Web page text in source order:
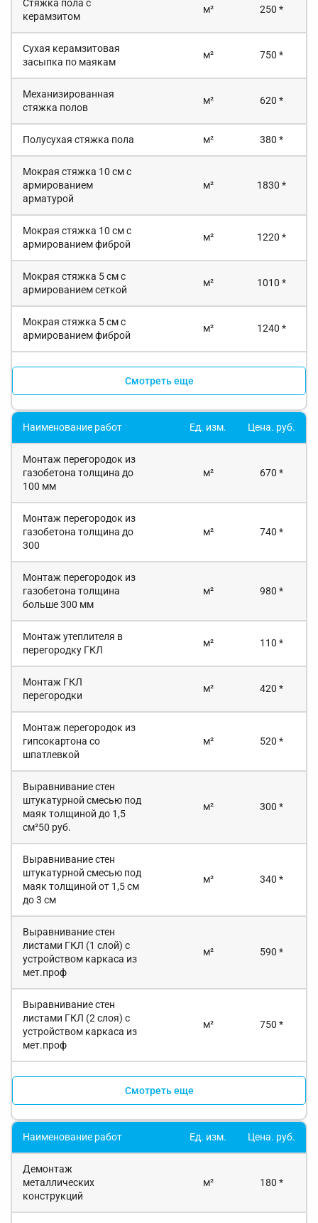
Стяжка пола с
керамзитом
м² 250 *
Сухая керамзитовая
засыпка по маякам
м² 750 *
Механизированная
стяжка полов
м² 620 *
Полусухая стяжка пола м² 380 *
Мокрая стяжка 10 см с
армированием
арматурой
м² 1830 *
Мокрая стяжка 10 см с
армированием фиброй
м² 1220 *
Мокрая стяжка 5 см с
армированием сеткой
м² 1010 *
Мокрая стяжка 5 см с
армированием фиброй
м² 1240 *
Смотреть еще
Наименование работ Ед. изм. Цена. руб.
Монтаж перегородок из
газобетона толщина до
100 мм
м² 670 *
Монтаж перегородок из
газобетона толщина до
300
м² 740 *
Монтаж перегородок из
газобетона толщина
больше 300 мм
м² 980 *
Монтаж утеплителя в
перегородку ГКЛ
м² 110 *
Монтаж ГКЛ
перегородки
м² 420 *
Монтаж перегородок из
гипсокартона со
шпатлевкой
м² 520 *
Выравнивание стен
штукатурной смесью под
маяк толщиной до 1,5
см²50 руб.
м² 300 *
Выравнивание стен
штукатурной смесью под
маяк толщиной от 1,5 см
до 3 см
м² 340 *
Выравнивание стен
листами ГКЛ (1 слой) с
устройством каркаса из
мет.проф
м² 590 *
Выравнивание стен
листами ГКЛ (2 слоя) с
устройством каркаса из
мет.проф
м² 750 *
Смотреть еще
Наименование работ Ед. изм. Цена. руб.
Демонтаж
металлических
конструкций
м² 180 *